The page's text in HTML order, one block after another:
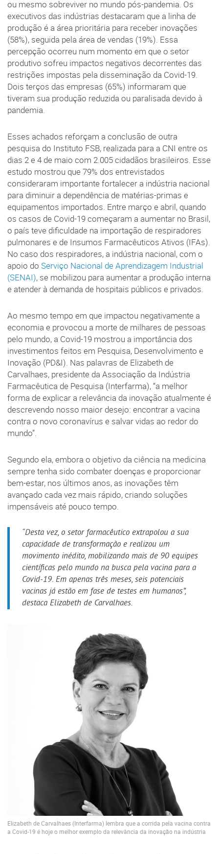
ou mesmo sobreviver no mundo pós-pandemia. Os
executivos das indústrias destacaram que a linha de
produção é a área prioritária para receber inovações
(58%), seguida pela área de vendas (19%). Essa
percepção ocorreu num momento em que o setor
produtivo sofreu impactos negativos decorrentes das
restrições impostas pela disseminação da Covid-19.
Dois terços das empresas (65%) informaram que
tiveram sua produção reduzida ou paralisada devido à
pandemia.
Esses achados reforçam a conclusão de outra
pesquisa do Instituto FSB, realizada para a CNI entre os
dias 2 e 4 de maio com 2.005 cidadãos brasileiros. Esse
estudo mostrou que 79% dos entrevistados
consideraram importante fortalecer a indústria nacional
para diminuir a dependência de matérias-primas e
equipamentos importados. Entre março e abril, quando
os casos de Covid-19 começaram a aumentar no Brasil,
o país teve dificuldade na importação de respiradores
pulmonares e de Insumos Farmacêuticos Ativos (IFAs).
No caso dos respiradores, a indústria nacional, com o
apoio do Serviço Nacional de Aprendizagem Industrial
(SENAI), se mobilizou para aumentar a produção interna
e atender à demanda de hospitais públicos e privados.
Ao mesmo tempo em que impactou negativamente a
economia e provocou a morte de milhares de pessoas
pelo mundo, a Covid-19 mostrou a importância dos
investimentos feitos em Pesquisa, Desenvolvimento e
Inovação (PD&I). Nas palavras de Elizabeth de
Carvalhaes, presidente da Associação da Indústria
Farmacêutica de Pesquisa (Interfarma), “a melhor
forma de explicar a relevância da inovação atualmente é
descrevendo nosso maior desejo: encontrar a vacina
contra o novo coronavírus e salvar vidas ao redor do
mundo”.
Segundo ela, embora o objetivo da ciência na medicina
sempre tenha sido combater doenças e proporcionar
bem-estar, nos últimos anos, as inovações têm
avançado cada vez mais rápido, criando soluções
impensáveis até pouco tempo.
“Desta vez, o setor farmacêutico extrapolou a sua
capacidade de transformação e realizou um
movimento inédito, mobilizando mais de 90 equipes
científicas pelo mundo na busca pela vacina para a
Covid-19. Em apenas três meses, seis potenciais
vacinas já estão em fase de testes em humanos”,
destaca Elizabeth de Carvalhaes.
Elizabeth de Carvalhaes (Interfarma) lembra que a corrida pela vacina contra
a Covid-19 é hoje o melhor exemplo da relevância da inovação na indústria